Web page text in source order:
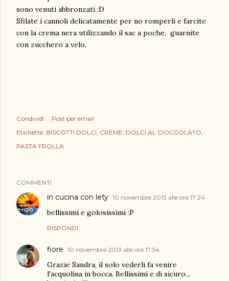
sono venuti abbronzati :D
Sfilate i cannoli delicatamente per no romperli e farcite
con la crema nera utilizzando il sac a poche, guarnite
con zucchero a velo.
Condividi
Post per email
Etichette: BISCOTTI DOLCI CREME DOLCI AL CIOCCOLATO
PASTA FROLLA
COMMENTI
in cucina con lety 10 novembre 2013 alle ore 17:24
bellissimi e golosissimi :P
RISPONDI
fiore 10 novembre 2013 alle ore 17:54
Grazie Sandra, il solo vederli fa venire
l'acquolina in bocca. Bellissimi e di sicuro...